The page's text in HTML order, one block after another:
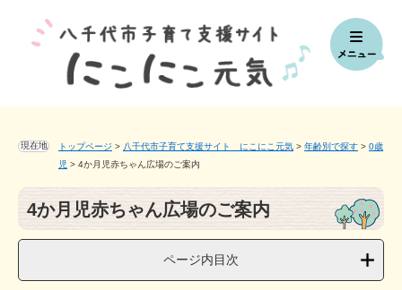
す。現在地 トップページ > 八千代市子育て支援サイト にこにこ元気 > 年齢別で探す > 0歳
児 > 4か月児赤ちゃん広場のご案内
文4か月児赤ちゃん広場のご案内
ページ内目次